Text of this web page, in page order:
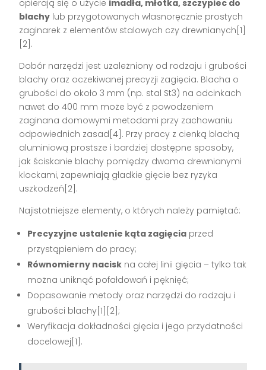
opierają się o użycie imadła, młotka, szczypiec do
blachy lub przygotowanych własnoręcznie prostych
zaginarek z elementów stalowych czy drewnianych[1]
[2].
Dobór narzędzi jest uzależniony od rodzaju i grubości
blachy oraz oczekiwanej precyzji zagięcia. Blacha o
grubości do około 3 mm (np. stal St3) na odcinkach
nawet do 400 mm może być z powodzeniem
zaginana domowymi metodami przy zachowaniu
odpowiednich zasad[4]. Przy pracy z cienką blachą
aluminiową prostsze i bardziej dostępne sposoby,
jak ściskanie blachy pomiędzy dwoma drewnianymi
klockami, zapewniają gładkie gięcie bez ryzyka
uszkodzeń[2].
Najistotniejsze elementy, o których należy pamiętać:
Precyzyjne ustalenie kąta zagięcia przed
przystąpieniem do pracy;
Równomierny nacisk na całej linii gięcia – tylko tak
można uniknąć pofałdowań i pęknięć;
Dopasowanie metody oraz narzędzi do rodzaju i
grubości blachy[1][2];
Weryfikacja dokładności gięcia i jego przydatności
docelowej[1].